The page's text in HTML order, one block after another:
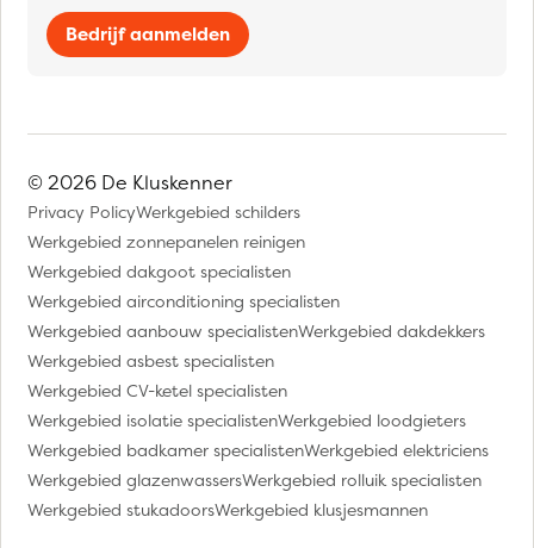
Bedrijf aanmelden
© 2026 De Kluskenner
Privacy PolicyWerkgebied schilders
Werkgebied zonnepanelen reinigen
Werkgebied dakgoot specialisten
Werkgebied airconditioning specialisten
Werkgebied aanbouw specialistenWerkgebied dakdekkers
Werkgebied asbest specialisten
Werkgebied CV-ketel specialisten
Werkgebied isolatie specialistenWerkgebied loodgieters
Werkgebied badkamer specialistenWerkgebied elektriciens
Werkgebied glazenwassersWerkgebied rolluik specialisten
Werkgebied stukadoorsWerkgebied klusjesmannen